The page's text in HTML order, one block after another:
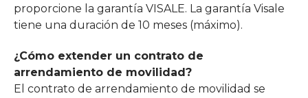
proporcione la garantía VISALE. La garantía Visale
tiene una duración de 10 meses (máximo).
¿Cómo extender un contrato de
arrendamiento de movilidad?
El contrato de arrendamiento de movilidad se